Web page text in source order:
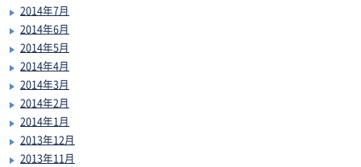
2014年7月
2014年6月
2014年5月
2014年4月
2014年3月
2014年2月
2014年1月
2013年12月
2013年11月